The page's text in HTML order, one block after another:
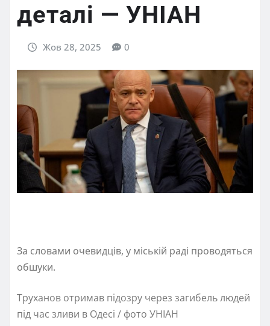
деталі — УНІАН
Жов 28, 2025 0
За словами очевидців, у міській раді проводяться
обшуки.
Труханов отримав підозру через загибель людей
під час зливи в Одесі / фото УНІАН